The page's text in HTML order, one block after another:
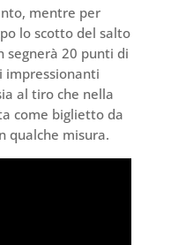
mentre per
lo scotto del salto
segnerà 20 punti di
impressionanti
al tiro che nella
come biglietto da
qualche misura.